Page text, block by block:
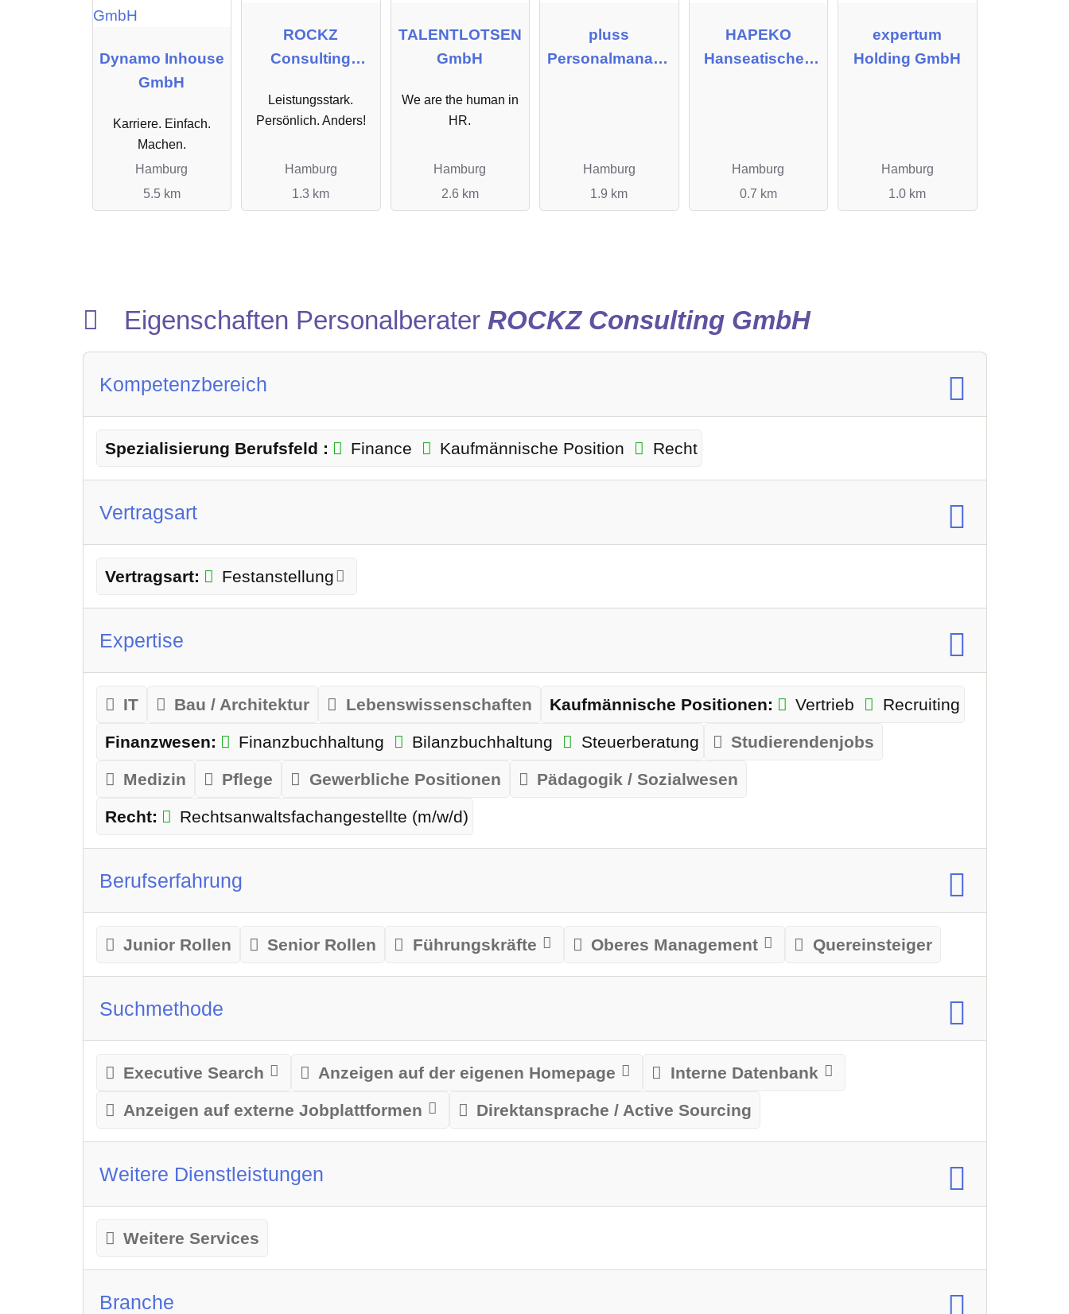
Dynamo Inhouse
GmbH
Karriere. Einfach.
Machen.
Hamburg
5.5 km
ROCKZ
Consulting
Leistungsstark.
Persönlich. Anders!
Hamburg
1.3 km
TALENTLOTSEN
GmbH
We are the human in
HR.
Hamburg
2.6 km
pluss
Personalmanage
Hamburg
1.9 km
HAPEKO
Hanseatisches
Hamburg
0.7 km
expertum
Holding GmbH
Hamburg
1.0 km
Eigenschaften Personalberater ROCKZ Consulting GmbH
Kompetenzbereich
Spezialisierung Berufsfeld : Finance Kaufmännische Position Recht
Vertragsart
Vertragsart: Festanstellung
Expertise
IT Bau / Architektur Lebenswissenschaften Kaufmännische Positionen: Vertrieb
Recruiting
Finanzwesen:
Finanzbuchhaltung Bilanzbuchhaltung Steuerberatung
Studierendenjobs
Medizin
Pflege Gewerbliche Positionen
Pädagogik / Sozialwesen
Recht:
Rechtsanwaltsfachangestellte (m/w/d)
Berufserfahrung
Junior Rollen Senior Rollen Führungskräfte Oberes Management Quereinsteiger
Suchmethode
Executive Search Anzeigen auf der eigenen Homepage
Interne Datenbank
Anzeigen auf externe Jobplattformen
Direktansprache / Active Sourcing
Weitere Dienstleistungen
Weitere Services
Branche